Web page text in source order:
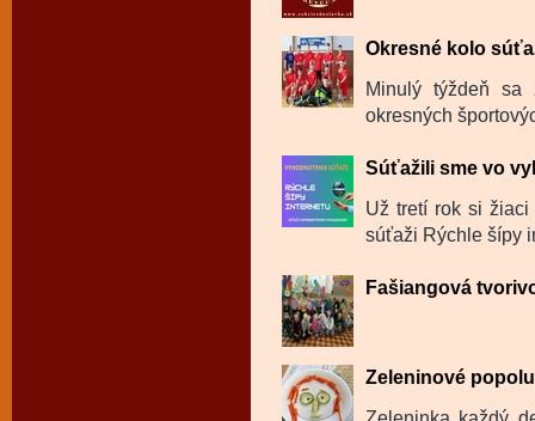
Okresné kolo
Minulý týždeň sa
okresných
Súťažili sme vo
Už tretí rok si
súťaži Rýchle šípy
Fašiangová
Zeleninové